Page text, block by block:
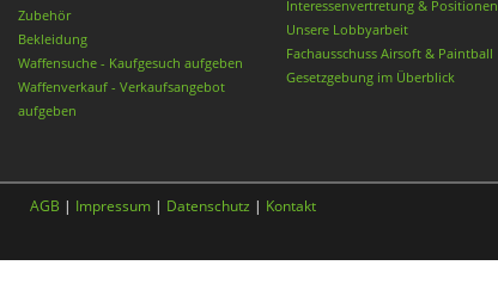
Zubehör
Bekleidung
Waffensuche - Kaufgesuch aufgeben
Waffenverkauf - Verkaufsangebot
aufgeben
Interessenvertretung & Positionen
Unsere Lobbyarbeit
Fachausschuss Airsoft & Paintball
Gesetzgebung im Überblick
AGB | Impressum | Datenschutz | Kontakt